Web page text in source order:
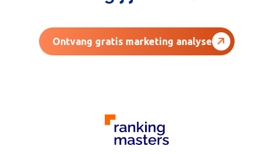
Ontvang gratis marketing analyse